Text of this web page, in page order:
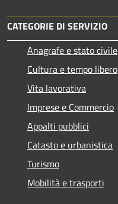
CATEGORIE DI SERVIZIO
Anagrafe e stato civile
Cultura e tempo libero
Vita lavorativa
Imprese e Commercio
Appalti pubblici
Catasto e urbanistica
Turismo
Mobilità e trasporti